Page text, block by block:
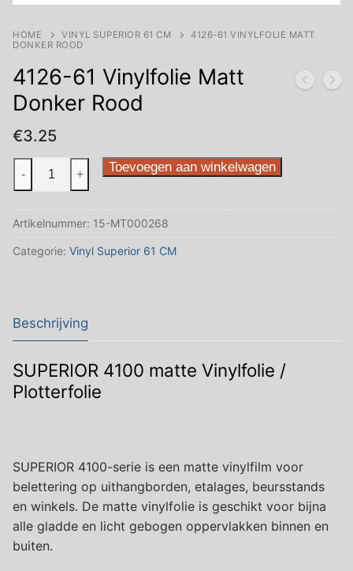
HOME VINYL SUPERIOR 61 CM
4126-61 VINYLFOLIE MATT
DONKER ROOD
4126-61 Vinylfolie Matt
Donker Rood
€3.25
61
Matt
Donker
- + Toevoegen aan winkelwagen
Artikelnummer: 15-MT000268
Categorie: Vinyl Superior 61 CM
Beschrijving
SUPERIOR 4100 matte Vinylfolie /
Plotterfolie
SUPERIOR 4100-serie is een matte vinylfilm voor
belettering op uithangborden, etalages, beursstands
en winkels. De matte vinylfolie is geschikt voor bijna
alle gladde en licht gebogen oppervlakken binnen en
buiten.